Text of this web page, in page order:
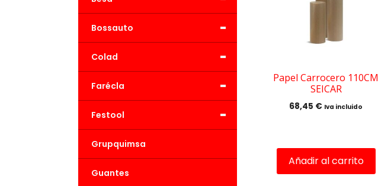
Papel Carrocero 110CM
SEICAR
68,45 € Iva incluido
Añadir al carrito
-
Bossauto
-
Colad
-
Farécla
-
Festool
Grupquimsa
Guantes